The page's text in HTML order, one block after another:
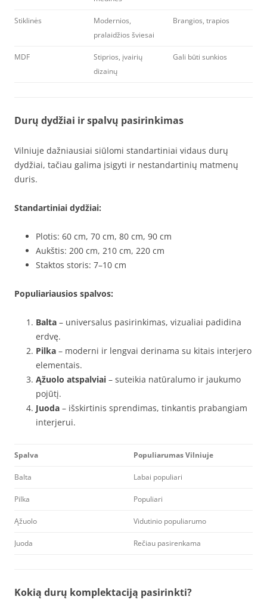
Stiklinės
Modernios,
pralaidžios šviesai
Brangios, trapios
MDF
Stiprios, įvairių
dizainų
Gali būti sunkios
Durų dydžiai ir spalvų pasirinkimas
Vilniuje dažniausiai siūlomi standartiniai vidaus durų
dydžiai, tačiau galima įsigyti ir nestandartinių matmenų
duris.
Standartiniai dydžiai:
Plotis: 60 cm, 70 cm, 80 cm, 90 cm
Aukštis: 200 cm, 210 cm, 220 cm
Staktos storis: 7–10 cm
Populiariausios spalvos:
Balta – universalus pasirinkimas, vizualiai padidina
erdvę.
Pilka – moderni ir lengvai derinama su kitais interjero
elementais.
Ąžuolo atspalviai – suteikia natūralumo ir jaukumo
pojūtį.
Juoda – išskirtinis sprendimas, tinkantis prabangiam
interjerui.
Spalva Populiarumas Vilniuje
Balta Labai populiari
Pilka Populiari
Ąžuolo Vidutinio populiarumo
Juoda Rečiau pasirenkama
Kokią durų komplektaciją pasirinkti?